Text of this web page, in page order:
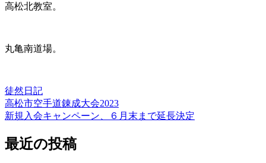
高松北教室。
丸亀南道場。
徒然日記
投
稿
ナ
高松市空手道錬成大会2023
新規入会キャンペーン、６月末まで延長決定
最近の投稿